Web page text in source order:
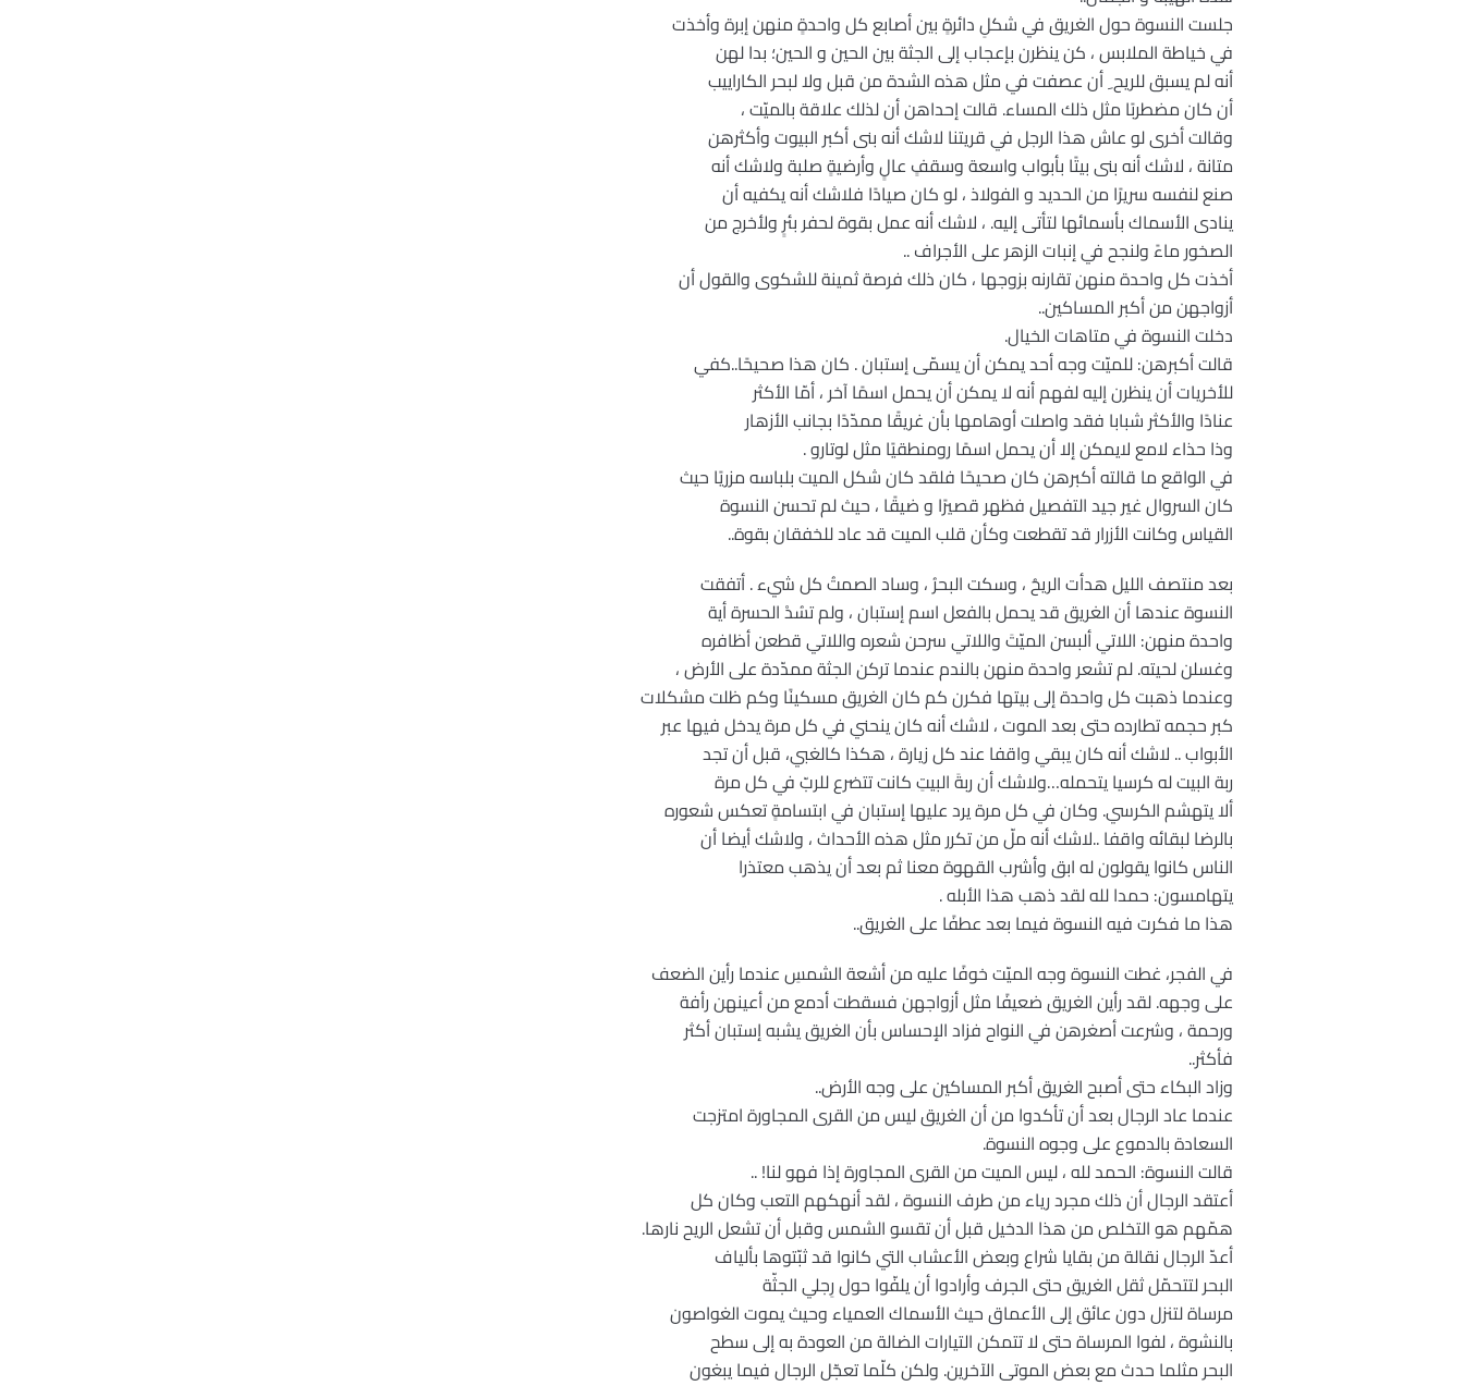
جلست النسوة حول الغريق في شكلِ دائرةٍ بين أصابع كل واحدةٍ منهن إبرة وأخذت
في خياطة الملابس ، كن ينظرن بإعجاب إلى الجثة بين الحين و الحين؛ بدا لهن
أنه لم يسبق للريح ِ أن عصفت في مثل هذه الشدة من قبل ولا لبحر الكاراييب
أن كان مضطربًا مثل ذلك المساء. قالت إحداهن أن لذلك علاقة بالميّت ،
وقالت أخرى لو عاش هذا الرجل في قريتنا لاشك أنه بنى أكبر البيوت وأكثرهن
متانة ، لاشك أنه بنى بيتًا بأبواب واسعة وسقفٍ عالٍ وأرضيةٍ صلبة ولاشك أنه
صنع لنفسه سريرًا من الحديد و الفولاذ ، لو كان صيادًا فلاشك أنه يكفيه أن
ينادى الأسماك بأسمائها لتأتى إليه. ، لاشك أنه عمل بقوة لحفر بئرٍ ولأخرج من
الصخور ماءً ولنجح في إنبات الزهر على الأجراف ..
أخذت كل واحدة منهن تقارنه بزوجها ، كان ذلك فرصة ثمينة للشكوى والقول أن
أزواجهن من أكبر المساكين..
دخلت النسوة في متاهات الخيال.
قالت أكبرهن: للميّت وجه أحد يمكن أن يسمّى إستبان . كان هذا صحيحًا..كفي
للأخريات أن ينظرن إليه لفهم أنه لا يمكن أن يحمل اسمًا آخر ، أمّا الأكثر
عنادًا والأكثر شبابا فقد واصلت أوهامها بأن غريقًا ممدّدًا بجانب الأزهار
وذا حذاء لامع لايمكن إلا أن يحمل اسمًا رومنطقيًا مثل لوتارو .
في الواقع ما قالته أكبرهن كان صحيحًا فلقد كان شكل الميت بلباسه مزريًا حيث
كان السروال غير جيد التفصيل فظهر قصيرًا و ضيقًا ، حيث لم تحسن النسوة
القياس وكانت الأزرار قد تقطعت وكأن قلب الميت قد عاد للخفقان بقوة..
بعد منتصف الليل هدأت الريحُ ، وسكت البحرُ ، وساد الصمتُ كل شيء . أتفقت
النسوة عندها أن الغريق قد يحمل بالفعل اسم إستبان ، ولم تسُدْ الحسرة أية
واحدة منهن: اللاتي ألبسن الميّتَ واللاتي سرحن شعره واللاتي قطعن أظافره
وغسلن لحيته. لم تشعر واحدة منهن بالندم عندما تركن الجثة ممدّدة على الأرض ،
وعندما ذهبت كل واحدة إلى بيتها فكرن كم كان الغريق مسكينًا وكم ظلت مشكلات
كبر حجمه تطارده حتى بعد الموت ، لاشك أنه كان ينحني في كل مرة يدخل فيها عبر
الأبواب .. لاشك أنه كان يبقي واقفا عند كل زيارة ، هكذا كالغبي، قبل أن تجد
ربة البيت له كرسيا يتحمله…ولاشك أن ربةَ البيتِ كانت تتضرع للربّ في كل مرة
ألا يتهشم الكرسي. وكان في كل مرة يرد عليها إستبان في ابتسامةٍ تعكس شعوره
بالرضا لبقائه واقفا ..لاشك أنه ملّ من تكرر مثل هذه الأحداث ، ولاشك أيضا أن
الناس كانوا يقولون له ابق وأشرب القهوة معنا ثم بعد أن يذهب معتذرا
يتهامسون: حمدا لله لقد ذهب هذا الأبله .
هذا ما فكرت فيه النسوة فيما بعد عطفًا على الغريق..
في الفجر، غطت النسوة وجه الميّت خوفًا عليه من أشعة الشمسِ عندما رأين الضعف
على وجهه. لقد رأين الغريق ضعيفًا مثل أزواجهن فسقطت أدمع من أعينهن رأفة
ورحمة ، وشرعت أصغرهن في النواح فزاد الإحساس بأن الغريق يشبه إستبان أكثر
فأكثر..
وزاد البكاء حتى أصبح الغريق أكبر المساكين على وجه الأرض..
عندما عاد الرجال بعد أن تأكدوا من أن الغريق ليس من القرى المجاورة امتزجت
السعادة بالدموع على وجوه النسوة.
قالت النسوة: الحمد لله ، ليس الميت من القرى المجاورة إذا فهو لنا! ..
أعتقد الرجال أن ذلك مجرد رياء من طرف النسوة ، لقد أنهكهم التعب وكان كل
همّهم هو التخلص من هذا الدخيل قبل أن تقسو الشمس وقبل أن تشعل الريح نارها.
أعدّ الرجال نقالة من بقايا شراع وبعض الأعشاب التي كانوا قد ثبّتوها بألياف
البحر لتتحمّل ثقل الغريق حتى الجرف وأرادوا أن يلفّوا حول رِجلي الجثّة
مرساة لتنزل دون عائق إلى الأعماق حيث الأسماك العمياء وحيث يموت الغواصون
بالنشوة ، لفوا المرساة حتى لا تتمكن التيارات الضالة من العودة به إلى سطح
البحر مثلما حدث مع بعض الموتى الآخرين. ولكن كلّما تعجّل الرجال فيما يبغون